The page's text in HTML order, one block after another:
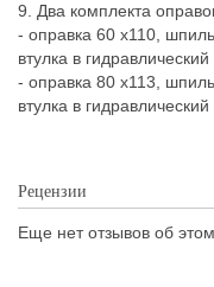
9. Два комплекта
- оправка 60 х110,
втулка в
- оправка 80 х113,
втулка в
Рецензии
Еще нет отзывов об этом